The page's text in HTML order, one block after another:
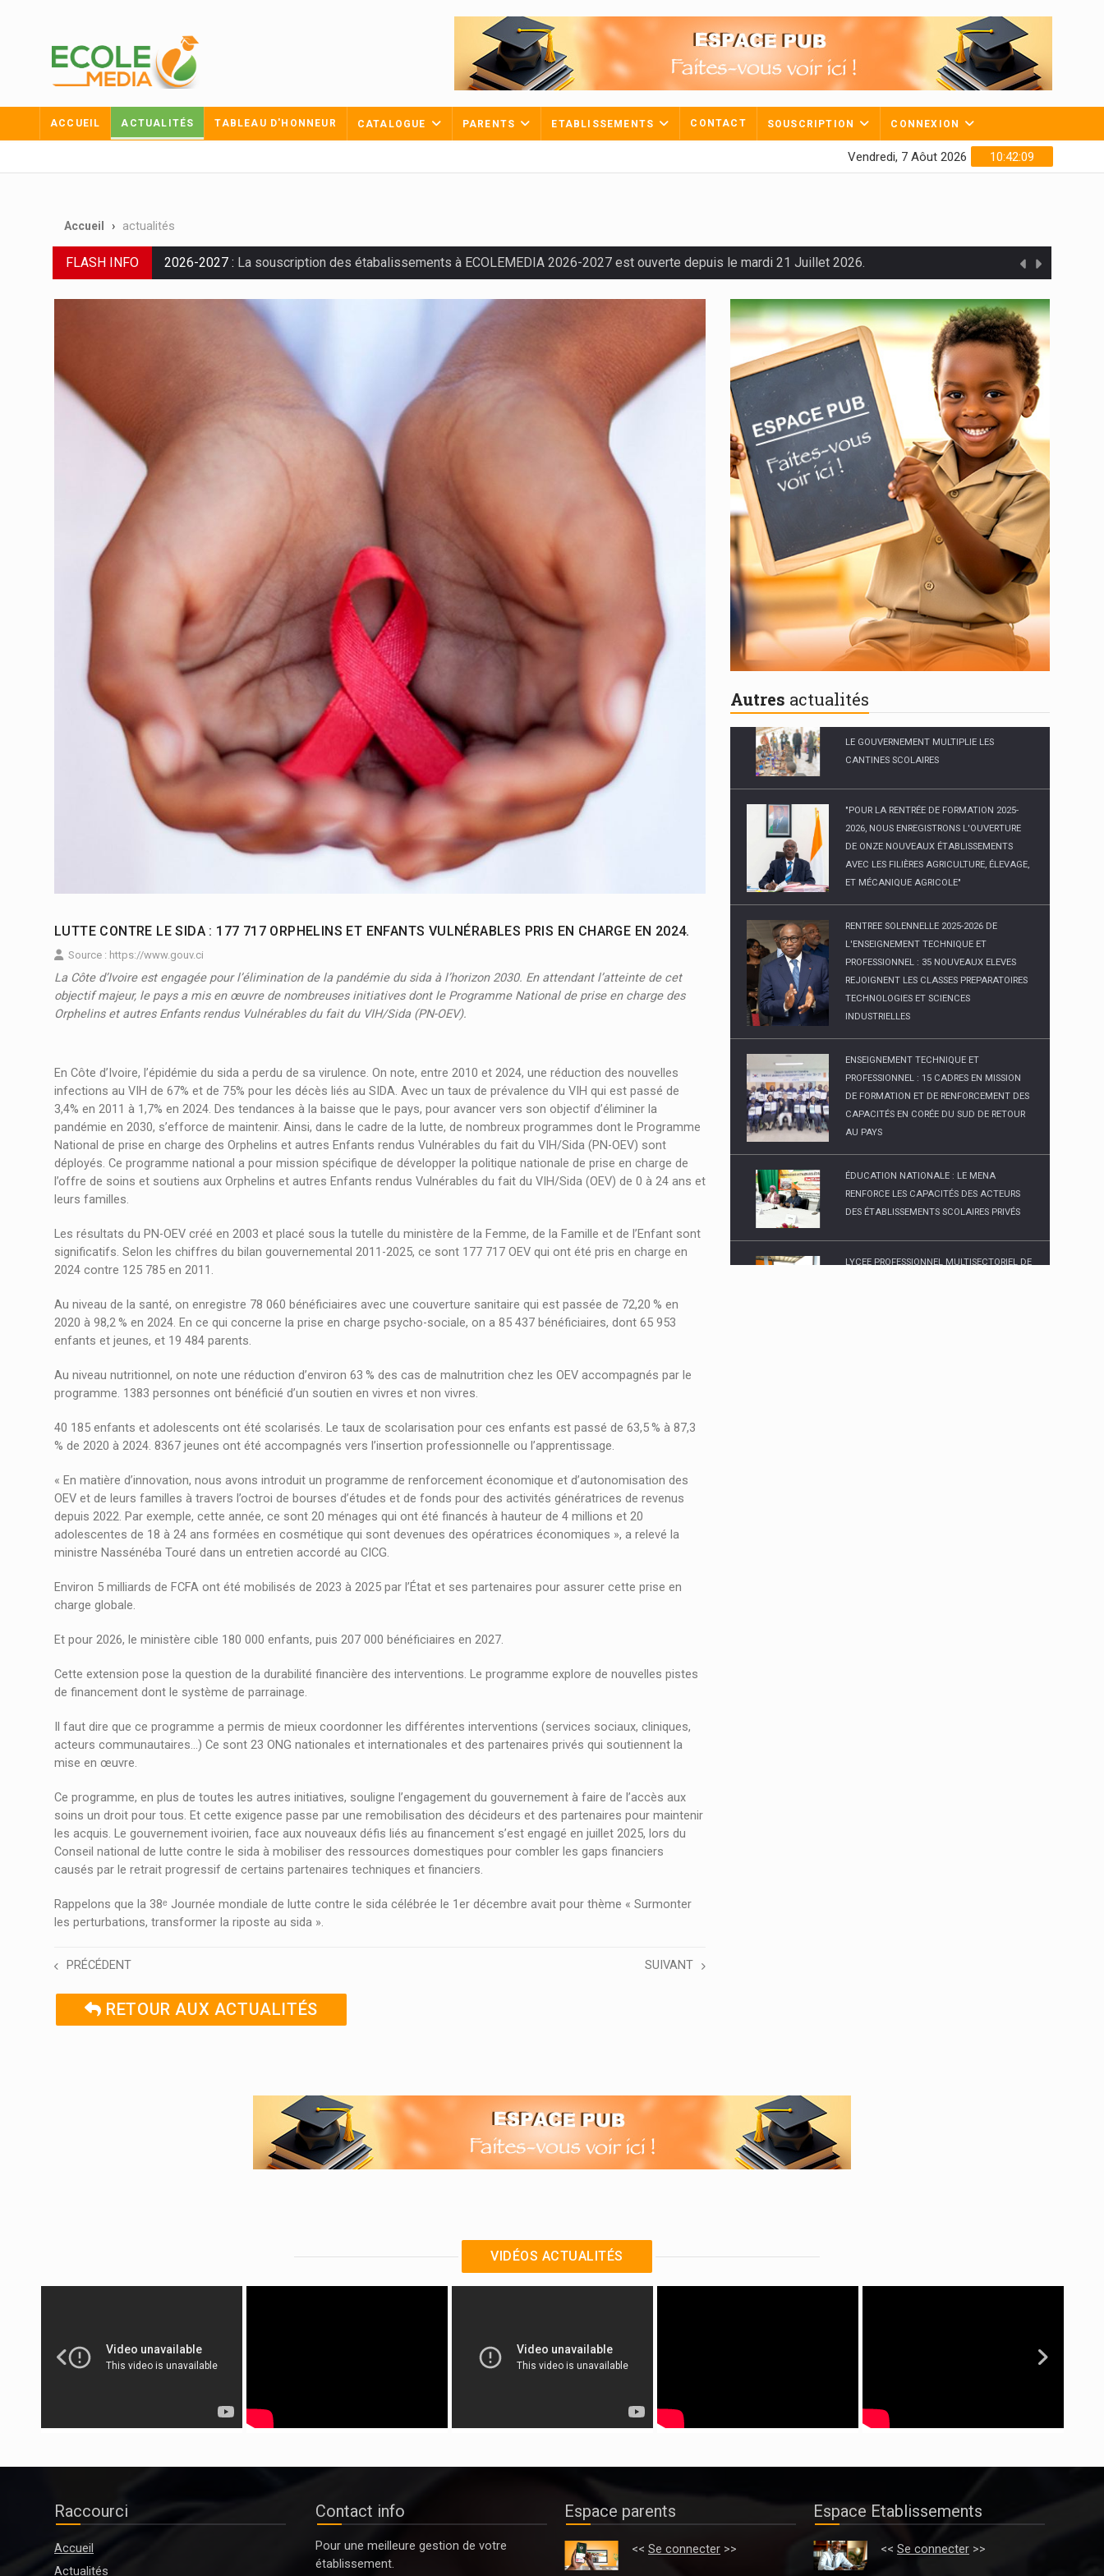
ACCUEIL ACTUALITÉS TABLEAU D'HONNEUR CATALOGUE PARENTS ETABLISSEMENTS CONTACT SOUSCRIPTION CONNEXION
10:42:10
Vendredi, 7 Aôut 2026
Accueil actualités
FLASH INFO 2026-2027 : La souscription des étabalissements à ECOLEMEDIA 2026-2027 est ouverte depuis le mardi 21 Juillet 2026.
LUTTE CONTRE LE SIDA : 177 717 ORPHELINS ET ENFANTS VULNÉRABLES PRIS EN CHARGE EN 2024.
Source : https://www.gouv.ci
La Côte d’Ivoire est engagée pour l’élimination de la pandémie du sida à l’horizon 2030. En attendant l’atteinte de cet
objectif majeur, le pays a mis en œuvre de nombreuses initiatives dont le Programme National de prise en charge des
Orphelins et autres Enfants rendus Vulnérables du fait du VIH/Sida (PN-OEV).
En Côte d’Ivoire, l’épidémie du sida a perdu de sa virulence. On note, entre 2010 et 2024, une réduction des nouvelles
infections au VIH de 67% et de 75% pour les décès liés au SIDA. Avec un taux de prévalence du VIH qui est passé de
3,4% en 2011 à 1,7% en 2024. Des tendances à la baisse que le pays, pour avancer vers son objectif d’éliminer la
pandémie en 2030, s’efforce de maintenir. Ainsi, dans le cadre de la lutte, de nombreux programmes dont le Programme
National de prise en charge des Orphelins et autres Enfants rendus Vulnérables du fait du VIH/Sida (PN-OEV) sont
déployés. Ce programme national a pour mission spécifique de développer la politique nationale de prise en charge de
l’offre de soins et soutiens aux Orphelins et autres Enfants rendus Vulnérables du fait du VIH/Sida (OEV) de 0 à 24 ans et
leurs familles.
Les résultats du PN-OEV créé en 2003 et placé sous la tutelle du ministère de la Femme, de la Famille et de l’Enfant sont
significatifs. Selon les chiffres du bilan gouvernemental 2011-2025, ce sont 177 717 OEV qui ont été pris en charge en
2024 contre 125 785 en 2011.
Au niveau de la santé, on enregistre 78 060 bénéficiaires avec une couverture sanitaire qui est passée de 72,20 % en
2020 à 98,2 % en 2024. En ce qui concerne la prise en charge psycho-sociale, on a 85 437 bénéficiaires, dont 65 953
enfants et jeunes, et 19 484 parents.
Au niveau nutritionnel, on note une réduction d’environ 63 % des cas de malnutrition chez les OEV accompagnés par le
programme. 1383 personnes ont bénéficié d’un soutien en vivres et non vivres.
40 185 enfants et adolescents ont été scolarisés. Le taux de scolarisation pour ces enfants est passé de 63,5 % à 87,3
% de 2020 à 2024. 8367 jeunes ont été accompagnés vers l’insertion professionnelle ou l’apprentissage.
« En matière d’innovation, nous avons introduit un programme de renforcement économique et d’autonomisation des
OEV et de leurs familles à travers l’octroi de bourses d’études et de fonds pour des activités génératrices de revenus
depuis 2022. Par exemple, cette année, ce sont 20 ménages qui ont été financés à hauteur de 4 millions et 20
adolescentes de 18 à 24 ans formées en cosmétique qui sont devenues des opératrices économiques », a relevé la
ministre Nassénéba Touré dans un entretien accordé au CICG.
Environ 5 milliards de FCFA ont été mobilisés de 2023 à 2025 par l’État et ses partenaires pour assurer cette prise en
charge globale.
Et pour 2026, le ministère cible 180 000 enfants, puis 207 000 bénéficiaires en 2027.
Cette extension pose la question de la durabilité financière des interventions. Le programme explore de nouvelles pistes
de financement dont le système de parrainage.
Il faut dire que ce programme a permis de mieux coordonner les différentes interventions (services sociaux, cliniques,
acteurs communautaires…) Ce sont 23 ONG nationales et internationales et des partenaires privés qui soutiennent la
mise en œuvre.
Ce programme, en plus de toutes les autres initiatives, souligne l’engagement du gouvernement à faire de l’accès aux
soins un droit pour tous. Et cette exigence passe par une remobilisation des décideurs et des partenaires pour maintenir
les acquis. Le gouvernement ivoirien, face aux nouveaux défis liés au financement s’est engagé en juillet 2025, lors du
Conseil national de lutte contre le sida à mobiliser des ressources domestiques pour combler les gaps financiers
causés par le retrait progressif de certains partenaires techniques et financiers.
Rappelons que la 38ᵉ Journée mondiale de lutte contre le sida célébrée le 1er décembre avait pour thème « Surmonter
les perturbations, transformer la riposte au sida ».
PRÉCÉDENT SUIVANT
RETOUR AUX ACTUALITÉS
Autres actualités
"POUR LA RENTRÉE DE FORMATION 2025-
2026, NOUS ENREGISTRONS L'OUVERTURE
RENTREE SOLENNELLE 2025-2026 DE
L'ENSEIGNEMENT TECHNIQUE ET
ENSEIGNEMENT TECHNIQUE ET
PROFESSIONNEL : 15 CADRES EN MISSION
ÉDUCATION NATIONALE : LE MENA
RENFORCE LES CAPACITÉS DES ACTEURS
LYCEE PROFESSIONNEL MULTISECTORIEL DE
DIABO INAUGURE
VIDÉOS ACTUALITÉS
Raccourci
Accueil
Actualités
Contact info
Pour une meilleure gestion de votre
établissement.
Espace parents
<< Se connecter >>
Espace Etablissements
<< Se connecter >>